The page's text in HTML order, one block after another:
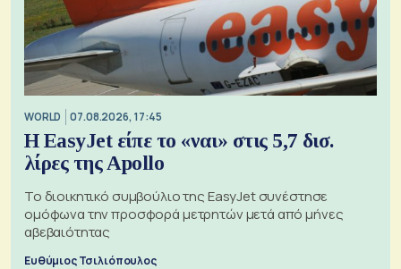
WORLD 07.08.2026, 17:45
Η EasyJet είπε το «ναι» στις 5,7 δισ.
λίρες της Apollo
Το διοικητικό συμβούλιο της EasyJet συνέστησε
ομόφωνα την προσφορά μετρητών μετά από μήνες
αβεβαιότητας
Ευθύμιος Τσιλιόπουλος